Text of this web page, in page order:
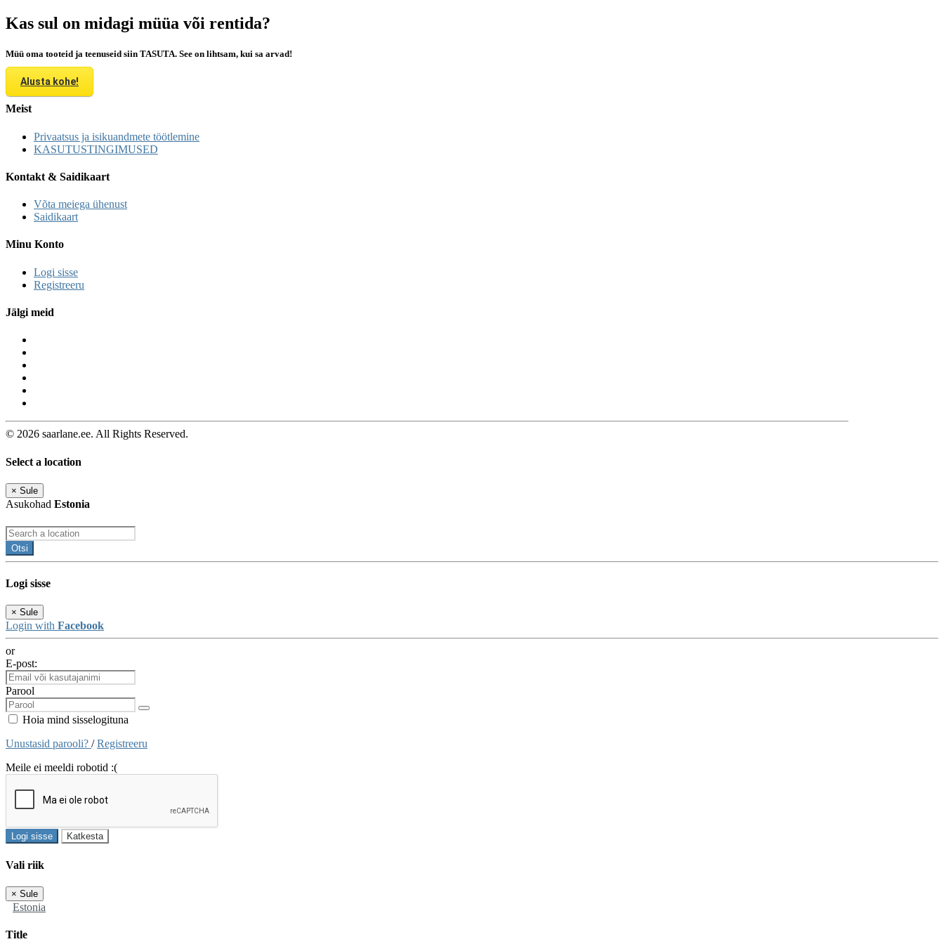
Kas sul on midagi müüa või rentida?
Müü oma tooteid ja teenuseid siin TASUTA. See on lihtsam, kui sa arvad!
Alusta kohe!
Meist
Privaatsus ja isikuandmete töötlemine
KASUTUSTINGIMUSED
Kontakt & Saidikaart
Võta meiega ühenust
Saidikaart
Minu Konto
Logi sisse
Registreeru
Jälgi meid
© 2026 saarlane.ee. All Rights Reserved.
Select a location
× Sule
Asukohad Estonia
Otsi
Logi sisse
× Sule
Login with Facebook
or
E-post:
Parool
Hoia mind sisselogituna
Unustasid parooli? /Registreeru
Meile ei meeldi robotid :(
Logi sisse Katkesta
Vali riik
× Sule
Estonia
Title